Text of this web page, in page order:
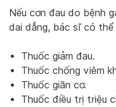
Nếu cơn đau do bệnh
dai dẳng, bác sĩ có thể
Thuốc giảm đau.
Thuốc chống viêm
Thuốc giãn cơ.
Thuốc điều trị triệu